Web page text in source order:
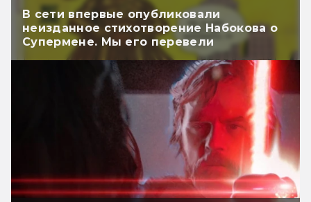
В сети впервые опубликовали
неизданное стихотворение Набокова о
Супермене. Мы его перевели